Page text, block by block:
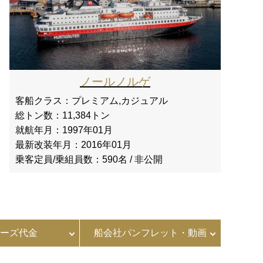
ノールノルゲ
客船クラス： プレミアム,カジュアル
総トン数： 11,384トン
就航年月： 1997年01月
最新改装年月： 2016年01月
乗客定員/乗組員数： 590名 / 非公開
ズ代金 船会社パンフレット・動画